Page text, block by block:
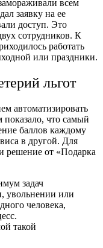
всем
заявку на ее
доступ. Это
сотрудников. К
работать
или праздники.
льгот
автоматизировать
показало, что самый
баллов каждому
в другой. Для
решение от «Подарка
задач
увольнении или
человека,
такой